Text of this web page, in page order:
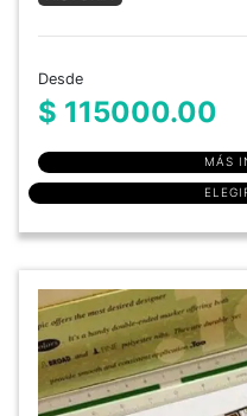
Desde
$ 115000.00
MÁS